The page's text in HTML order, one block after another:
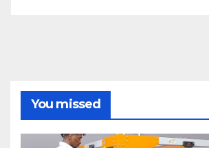
You missed